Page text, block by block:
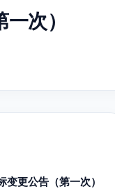
次）
更公告（第一次）